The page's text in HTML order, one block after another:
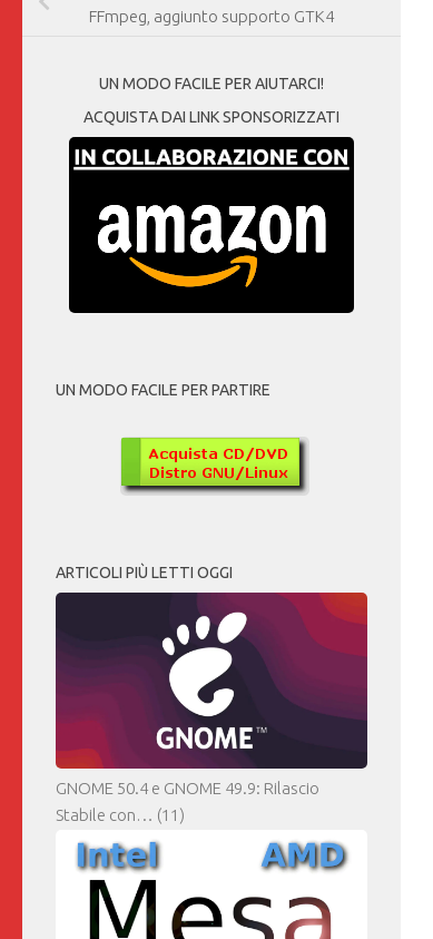
FFmpeg, aggiunto supporto GTK4
UN MODO FACILE PER AIUTARCI!
ACQUISTA DAI LINK SPONSORIZZATI
UN MODO FACILE PER PARTIRE
ARTICOLI PIÙ LETTI OGGI
GNOME 50.4 e GNOME 49.9: Rilascio
Stabile con… (11)